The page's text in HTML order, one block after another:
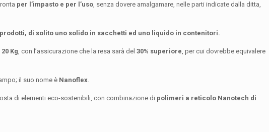
per l’impasto e per l’uso, senza dovere amalgamare, nelle parti indicate dalla ditta,
di solito uno solido in sacchetti ed uno liquido in contenitori.
20 Kg, con l’assicurazione che la resa sarà del 30% superiore, per cui dovrebbe equivalere
il suo nome è Nanoflex.
di elementi eco-sostenibili, con combinazione di polimeri a reticolo Nanotech di